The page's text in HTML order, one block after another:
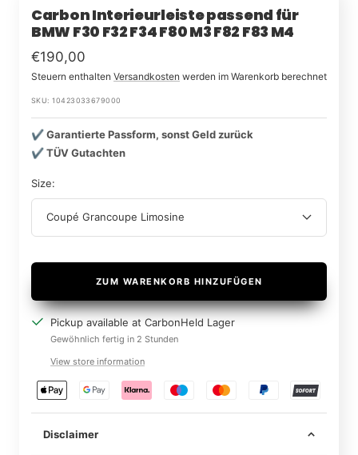
1
2
3
Carbon Interieurleiste passend für
BMW F30 F32 F34 F80 M3 F82 F83 M4
Im
Rabatt
€190,00
Steuern enthalten Versandkosten werden im Warenkorb berechnet
SKU:10423033679000
✔️ Garantierte Passform, sonst Geld zurück
✔️ TÜV Gutachten
Size:
Coupé Grancoupe Limosine
ZUM WARENKORB HINZUFÜGEN
Pickup available at CarbonHeld Lager
Gewöhnlich fertig in 2 Stunden
View store information
Disclaimer